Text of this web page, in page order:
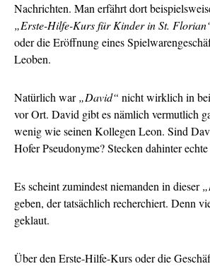
Nachrichten. Man erfährt dort
„Erste-Hilfe-Kurs für Kinder in St.
oder die Eröffnung eines
Leoben.
Natürlich war„David“ nicht wirklich in
vor Ort. David gibt es nämlich vermutlich
wenig wie seinen Kollegen Leon. Sind
Hofer Pseudonyme? Stecken dahinter
Es scheint zumindest niemanden in dieser
geben, der tatsächlich recherchiert. Denn
geklaut.
Über den Erste-Hilfe-Kurs oder die